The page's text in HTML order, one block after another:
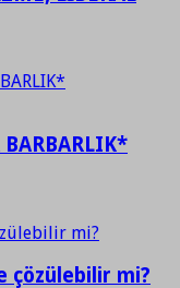
BARBARLIK*
çözülebilir mi?